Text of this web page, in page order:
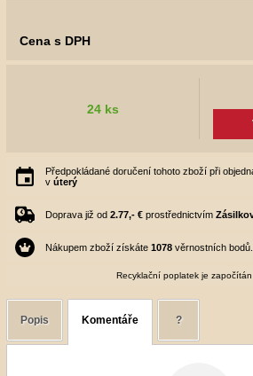
Cena s DPH
24 ks
Předpokládané doručení tohoto zboží při
v úterý
Doprava již od 2.77,- € prostřednictvím
Nákupem zboží získáte 1078 věrnostních bodů.
Recyklační poplatek je
Popis Komentáře ?